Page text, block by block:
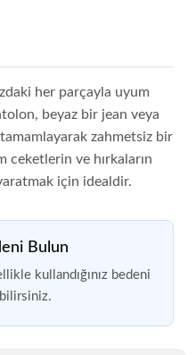
her parçayla uyum
beyaz bir jean veya
zahmetsiz bir
ceketlerin ve hırkaların
için idealdir.
Bulun
kullandığınız bedeni